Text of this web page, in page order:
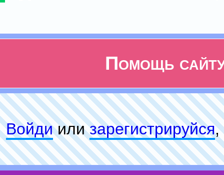
Помощь
Войдиилизарeгиcтpируйся,